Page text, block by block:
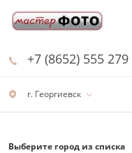
г. Георгиевск
+7 (8652) 555 279
Выберите город из списка